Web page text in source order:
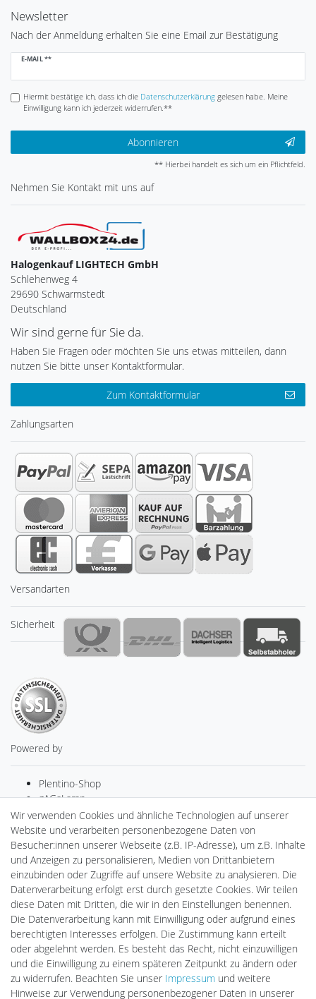
Newsletter
Nach der Anmeldung erhalten Sie eine Email zur Bestätigung
E-MAIL **
Newsletter
Hiermit bestätige ich, dass ich die Daten­schutz­erklärunggelesen habe. Meine
Einwilligung kann ich jederzeit widerrufen.**
Abonnieren
** Hierbei handelt es sich um ein Pflichtfeld.
Nehmen Sie Kontakt mit uns auf
Halogenkauf LIGHTECH GmbH
Schlehenweg 4
29690 Schwarmstedt
Deutschland
Wir sind gerne für Sie da.
Haben Sie Fragen oder möchten Sie uns etwas mitteilen, dann
nutzen Sie bitte unser Kontaktformular.
Zum Kontaktformular
Zahlungsarten
Versandarten
Sicherheit
Powered by
Plentino-Shop
gAGaLamp
Drohnenstore24
Cardanlight-Shop
Batteriespeicher
PlentiSolar
Gebrauchtlicht
Ledkauf
DEYESOLAR
Lightech Connect
CardanLight Europe
FORTIMO LEDs
LED-RETROSHOP
MeinUSB
Wir verwenden Cookies und ähnliche Technologien auf unserer
Website und verarbeiten personenbezogene Daten von
Besucher:innen unserer Webseite (z.B. IP-Adresse), um z.B. Inhalte
und Anzeigen zu personalisieren, Medien von Drittanbietern
einzubinden oder Zugriffe auf unsere Website zu analysieren. Die
Datenverarbeitung erfolgt erst durch gesetzte Cookies. Wir teilen
diese Daten mit Dritten, die wir in den Einstellungen benennen.
Die Datenverarbeitung kann mit Einwilligung oder aufgrund eines
berechtigten Interesses erfolgen. Die Zustimmung kann erteilt
oder abgelehnt werden. Es besteht das Recht, nicht einzuwilligen
und die Einwilligung zu einem späteren Zeitpunkt zu ändern oder
zu widerrufen. Beachten Sie unser Impressum und weitere
Hinweise zur Verwendung personenbezogener Daten in unserer